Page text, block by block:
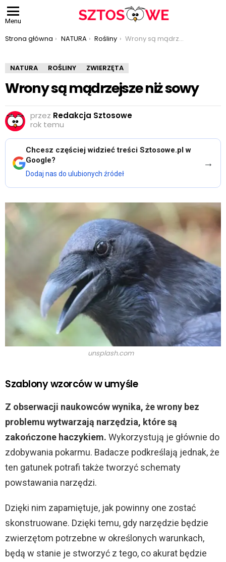
Menu
Jesteś tutaj:
Strona główna NATURA Rośliny Wrony są mądrzejsze niż sowy
NATURA ROŚLINY ZWIERZĘTA
Wrony są mądrzejsze niż sowy
przez Redakcja Sztosowe
rok temu
Chcesz częściej widzieć treści Sztosowe.pl w
Google?
Dodaj nas do ulubionych źródeł
→
unsplash.com
Szablony wzorców w umyśle
Z obserwacji naukowców wynika, że wrony bez
problemu wytwarzają narzędzia, które są
zakończone haczykiem. Wykorzystują je głównie do
zdobywania pokarmu. Badacze podkreślają jednak, że
ten gatunek potrafi także tworzyć schematy
powstawania narzędzi.
Dzięki nim zapamiętuje, jak powinny one zostać
skonstruowane. Dzięki temu, gdy narzędzie będzie
zwierzętom potrzebne w określonych warunkach,
będą w stanie je stworzyć z tego, co akurat będzie